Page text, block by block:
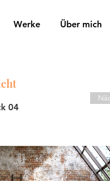
Werke Über mich
04